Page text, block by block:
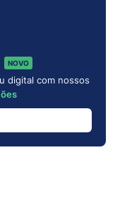
NOVO
digital com nossos